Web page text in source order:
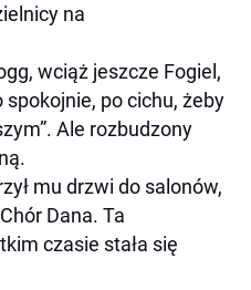
na
wciąż jeszcze Fogiel,
spokojnie, po cichu, żeby
Ale rozbudzony
mu drzwi do salonów,
Dana. Ta
czasie stała się